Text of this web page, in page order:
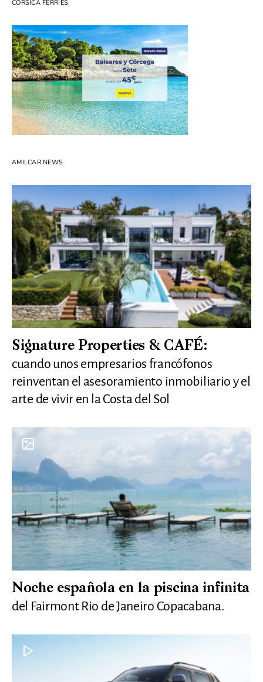
CORSICA FERRIES
AMILCAR NEWS
Signature Properties & CAFÉ:
cuando unos empresarios francófonos
reinventan el asesoramiento inmobiliario y el
arte de vivir en la Costa del Sol
Noche española en la piscina infinita
del Fairmont Rio de Janeiro Copacabana.